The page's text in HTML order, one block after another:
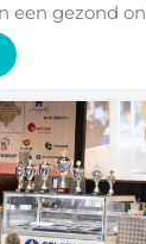
een gezond